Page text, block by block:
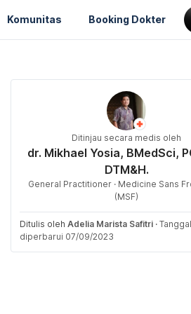
Komunitas Booking Dokter
Ditinjau secara medis oleh
dr. Mikhael Yosia, BMedSci,
DTM&H.
General Practitioner · Medicine Sans
(MSF)
Ditulis oleh Adelia Marista Safitri · Tanggal
diperbarui 07/09/2023